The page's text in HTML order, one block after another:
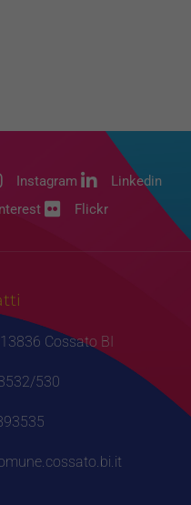
Instagram
Linkedin
Flickr
Cossato BI
530